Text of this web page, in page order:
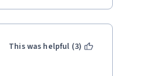
This was helpful (3)